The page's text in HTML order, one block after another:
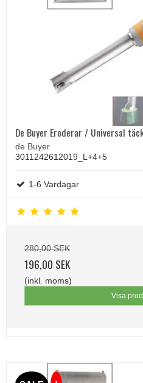
De Buyer Eroderar / Universal
de Buyer
3011242612019_L+4+5
1-6 Vardagar
280,00 SEK
196,00 SEK
(inkl. moms)
Visa